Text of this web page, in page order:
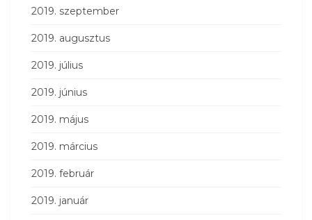
2019. szeptember
2019. augusztus
2019. július
2019. június
2019. május
2019. március
2019. február
2019. január